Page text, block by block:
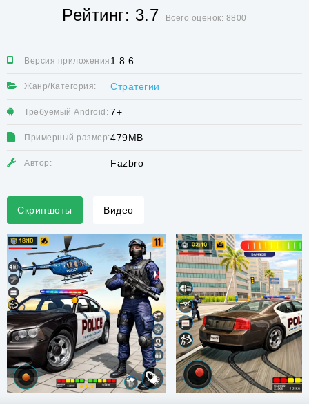
Рейтинг: 3.7 Всего оценок: 8800
Версия приложения:1.8.6
Жанр/Категория: Стратегии
Требуемый Android: 7+
Примерный размер:479MB
Автор: Fazbro
Скриншоты Видео